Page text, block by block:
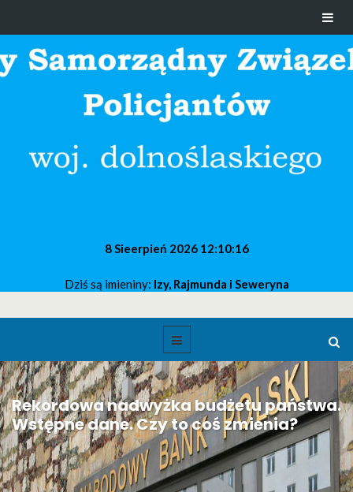
8 Sieerpień 2026 12:10:16
Dziś są imieniny: Izy, Rajmunda i Seweryna
Rekordowa nadwyżka budżetu państwa.
Wstępne dane. Czy to coś zmienia?